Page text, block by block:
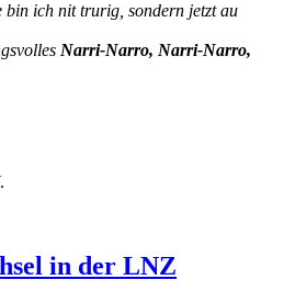
bin ich nit trurig, sondern jetzt au
Narri-Narro, Narri-Narro,
in der LNZ